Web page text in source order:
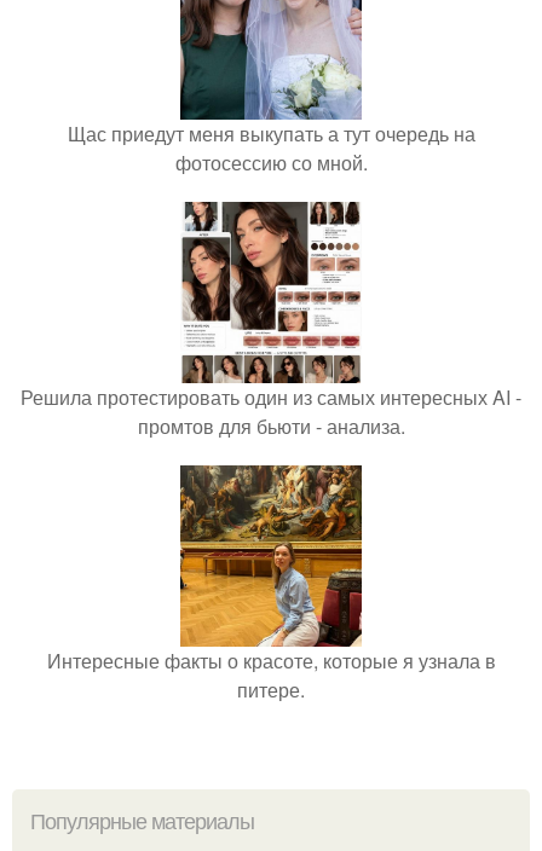
Щас приедут меня выкупать а тут очередь на
фотосессию со мной.
Решила протестировать один из самых интересных AI -
промтов для бьюти - анализа.
Интересные факты о красоте, которые я узнала в
питере.
Популярные материалы